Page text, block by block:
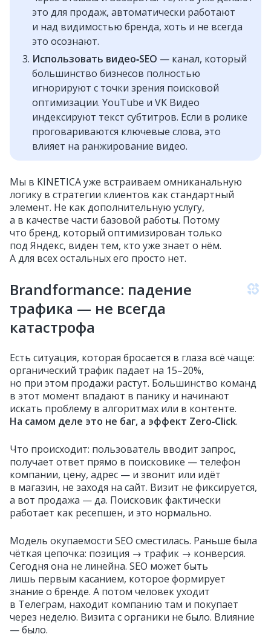
это для продаж, автоматически работают
и над видимостью бренда, хоть и не всегда
это осознают.
Использовать видео‑SEO — канал, который
большинство бизнесов полностью
игнорируют с точки зрения поисковой
оптимизации. YouTube и VK Видео
индексируют текст субтитров. Если в ролике
проговариваются ключевые слова, это
влияет на ранжирование видео.
Мы в KINETICA уже встраиваем омниканальную
логику в стратегии клиентов как стандартный
элемент. Не как дополнительную услугу,
а в качестве части базовой работы. Потому
что бренд, который оптимизирован только
под Яндекс, виден тем, кто уже знает о нём.
А для всех остальных его просто нет.
Brandformance: падение
трафика — не всегда
катастрофа
Есть ситуация, которая бросается в глаза всё чаще:
органический трафик падает на 15–20%,
но при этом продажи растут. Большинство команд
в этот момент впадают в панику и начинают
искать проблему в алгоритмах или в контенте.
На самом деле это не баг, а эффект Zero‑Click.
Что происходит: пользователь вводит запрос,
получает ответ прямо в поисковике — телефон
компании, цену, адрес — и звонит или идёт
в магазин, не заходя на сайт. Визит не фиксируется,
а вот продажа — да. Поисковик фактически
работает как ресепшен, и это нормально.
Модель окупаемости SEO сместилась. Раньше была
чёткая цепочка: позиция → трафик → конверсия.
Сегодня она не линейна. SEO может быть
лишь первым касанием, которое формирует
знание о бренде. А потом человек уходит
в Телеграм, находит компанию там и покупает
через неделю. Визита с органики не было. Влияние
— было.